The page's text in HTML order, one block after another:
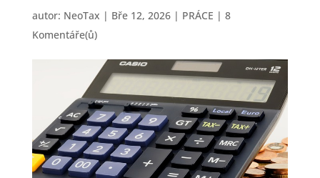
autor: NeoTax | Bře 12, 2026| PRÁCE | 8
Komentáře(ů)